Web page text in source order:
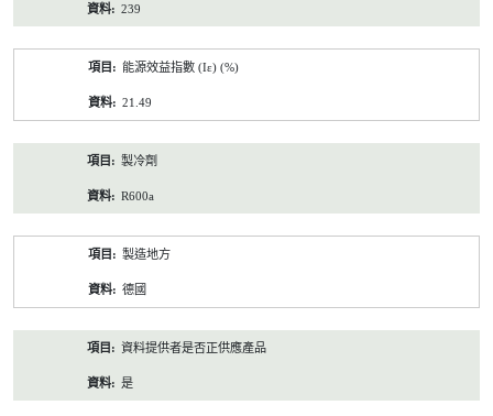
239
能源效益指數 (Iε) (%)
21.49
製冷劑
R600a
製造地方
德國
資料提供者是否正供應產品
是